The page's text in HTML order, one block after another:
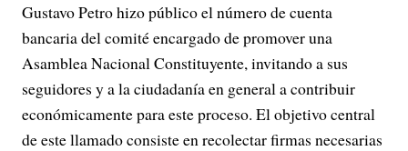
Gustavo Petro hizo público el número de cuenta
bancaria del comité encargado de promover una
Asamblea Nacional Constituyente, invitando a sus
seguidores y a la ciudadanía en general a contribuir
económicamente para este proceso. El objetivo central
de este llamado consiste en recolectar firmas necesarias